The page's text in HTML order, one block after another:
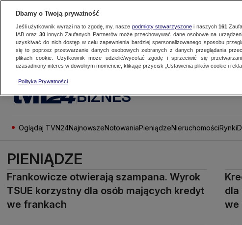
BIZNES
Oglądaj TVN24NajnowszeNotowaniaPieniądzeNieruchomościRynki
PIENIĄDZE
Frankowicze otwierają szampana. Wyrok
TSUE korzystny dla osób mających kredyt
we frankach
dla
we
Dbamy o Twoją prywatność
Jeśli użytkownik wyrazi na to zgodę, my, nasze podmioty stowarzyszonei naszych 161
IAB oraz 30innych Zaufanych Partnerów może przechowywać dane osobowe na
uzyskiwać do nich dostęp w celu zapewnienia bardziej spersonalizowanego sposobu
się to poprzez przetwarzanie danych osobowych zebranych z danych przeglądania
plikach cookie. Użytkownik może udzielić/wycofać zgodę i sprzeciwić się
uzasadniony interes w dowolnym momencie, klikając przycisk „Ustawienia plików cookie i
Polityka Prywatności